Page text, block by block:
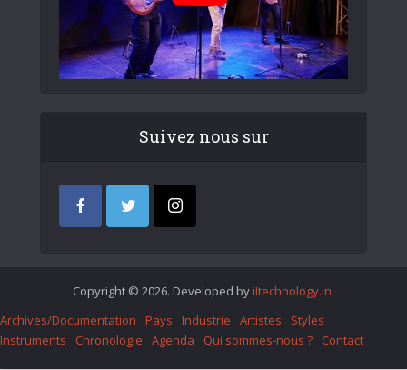
Suivez nous sur
Copyright © 2026. Developed by iItechnology.in.
Archives/Documentation
Pays Industrie Artistes
Styles
Instruments
Chronologie Agenda Qui sommes-nous ? Contact